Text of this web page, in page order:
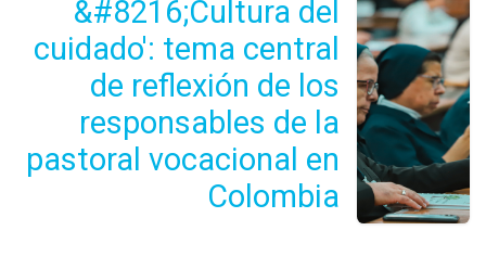
&#8216;Cultura del
cuidado': tema central
de reflexión de los
responsables de la
pastoral vocacional en
Colombia